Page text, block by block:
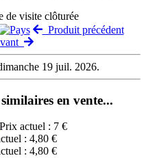
de visite clôturée
Produit précédent
19 juil. 2026.
en vente...
Prix actuel : 7 €
: 4,80 €
: 4,80 €